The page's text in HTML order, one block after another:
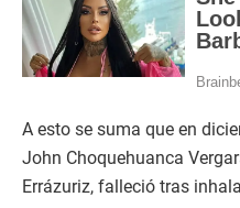
A esto se suma que en
John Choquehuanca
Errázuriz, falleció tras